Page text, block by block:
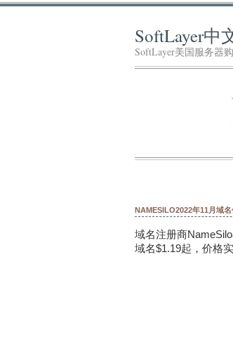
SoftLayer中
SoftLayer美国服务器
NAMESILO2022年11月域
域名注册商
域名$1.19起，价格